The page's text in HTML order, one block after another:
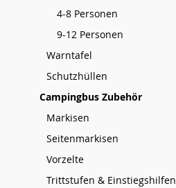
4-8 Personen
9-12 Personen
Warntafel
Schutzhüllen
Campingbus Zubehör
Markisen
Seitenmarkisen
Vorzelte
Trittstufen & Einstiegshilfen